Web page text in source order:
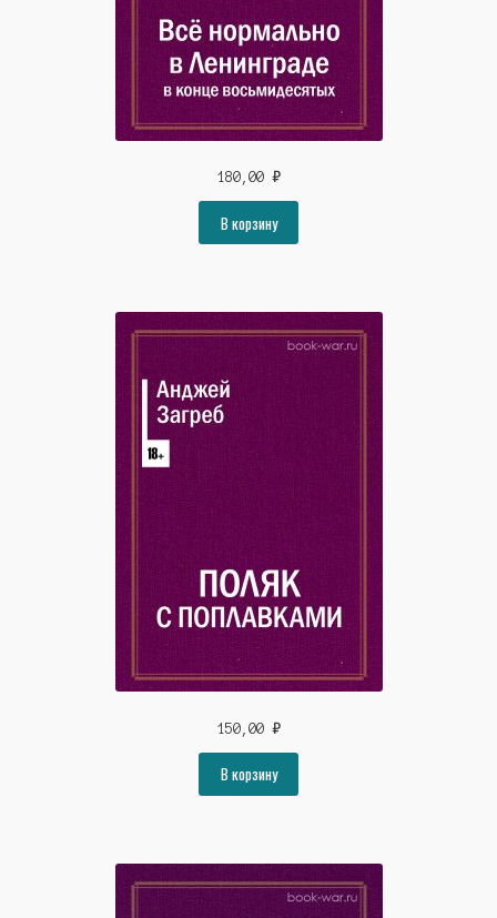
Маргарита Бельченко
180,00 ₽
В корзину
150,00 ₽
В корзину